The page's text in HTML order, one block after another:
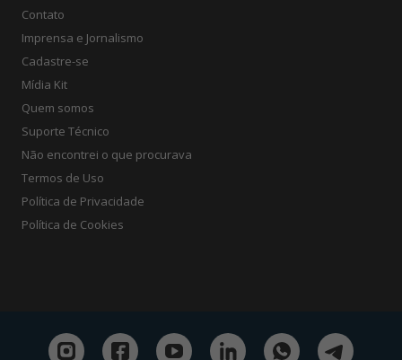
Contato
Imprensa e Jornalismo
Cadastre-se
Mídia Kit
Quem somos
Suporte Técnico
Não encontrei o que procurava
Termos de Uso
Política de Privacidade
Política de Cookies